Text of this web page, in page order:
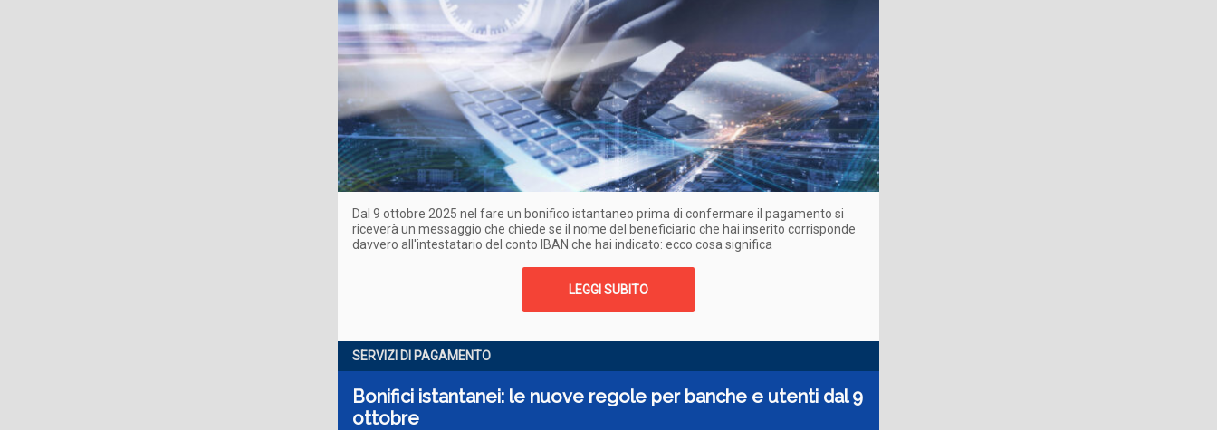
Dal 9 ottobre 2025 nel fare un bonifico istantaneo prima di confermare il pagamento si
riceverà un messaggio che chiede se il nome del beneficiario che hai inserito corrisponde
davvero all'intestatario del conto IBAN che hai indicato: ecco cosa significa
LEGGI SUBITO
SERVIZI DI PAGAMENTO
Bonifici istantanei: le nuove regole per banche e utenti dal 9
ottobre